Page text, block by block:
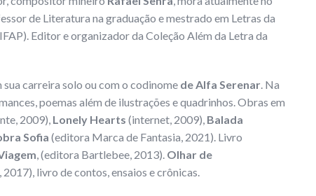
de Literatura na graduação e mestrado em Letras da
Editor e organizador da Coleção Além da Letra da
sua carreira solo ou com o codinome de Alfa Serenar. Na
poemas além de ilustrações e quadrinhos. Obras em
2009), Lonely Hearts (internet, 2009), Balada
Sofia (editora Marca de Fantasia, 2021). Livro
, (editora Bartlebee, 2013). Olhar de
livro de contos, ensaios e crônicas.